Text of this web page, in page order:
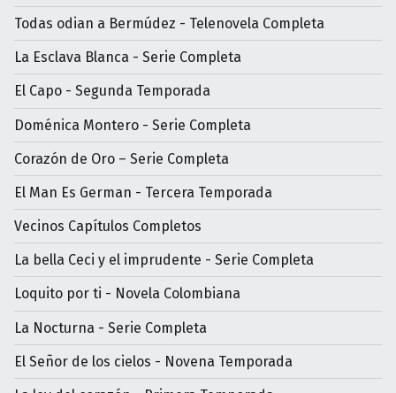
Todas odian a Bermúdez - Telenovela Completa
La Esclava Blanca - Serie Completa
El Capo - Segunda Temporada
Doménica Montero - Serie Completa
Corazón de Oro – Serie Completa
El Man Es German - Tercera Temporada
Vecinos Capítulos Completos
La bella Ceci y el imprudente - Serie Completa
Loquito por ti - Novela Colombiana
La Nocturna - Serie Completa
El Señor de los cielos - Novena Temporada